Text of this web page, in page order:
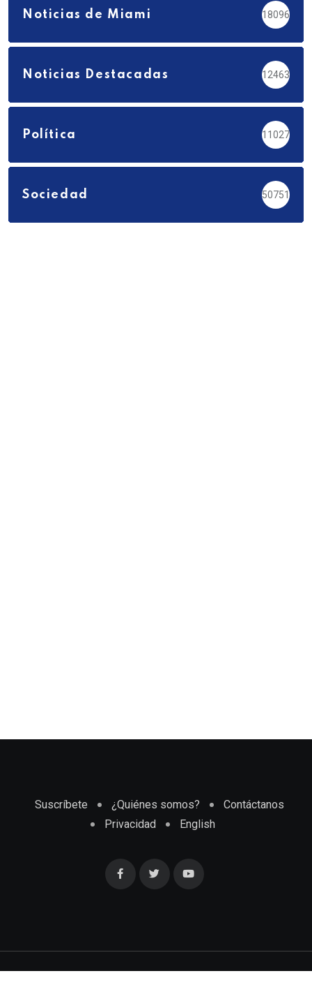
Noticias de Miami 18096
Noticias Destacadas 12463
Política 11027
Sociedad 50751
Suscríbete ¿Quiénes somos?
Contáctanos
Privacidad
English